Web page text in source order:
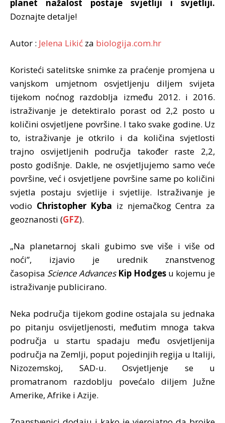
planet nažalost postaje svjetliji i svjetliji.
Doznajte detalje!
Autor : Jelena Likić za biologija.com.hr
Koristeći satelitske snimke za praćenje promjena u
vanjskom umjetnom osvjetljenju diljem svijeta
tijekom noćnog razdoblja između 2012. i 2016.
istraživanje je detektiralo porast od 2,2 posto u
količini osvjetljene površine. I tako svake godine. Uz
to, istraživanje je otkrilo i da količina svjetlosti
trajno osvijetljenih područja također raste 2,2,
posto godišnje. Dakle, ne osvjetljujemo samo veće
površine, već i osvjetljene površine same po količini
svjetla postaju svjetlije i svjetlije. Istraživanje je
vodio Christopher Kyba iz njemačkog Centra za
geoznanosti (GFZ).
„Na planetarnoj skali gubimo sve više i više od
noći”, izjavio je urednik znanstvenog
časopisa Science Advances Kip Hodges u kojemu je
istraživanje publicirano.
Neka područja tijekom godine ostajala su jednaka
po pitanju osvijetljenosti, međutim mnoga takva
područja u startu spadaju među osvjetljenija
područja na Zemlji, poput pojedinjih regija u Italiji,
Nizozemskoj, SAD-u. Osvjetljenje se u
promatranom razdoblju povećalo diljem Južne
Amerike, Afrike i Azije.